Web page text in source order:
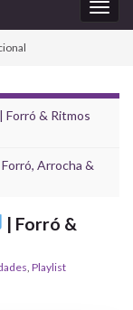
| Forró & Ritmos
Arrocha &
| Forró &
Playlist